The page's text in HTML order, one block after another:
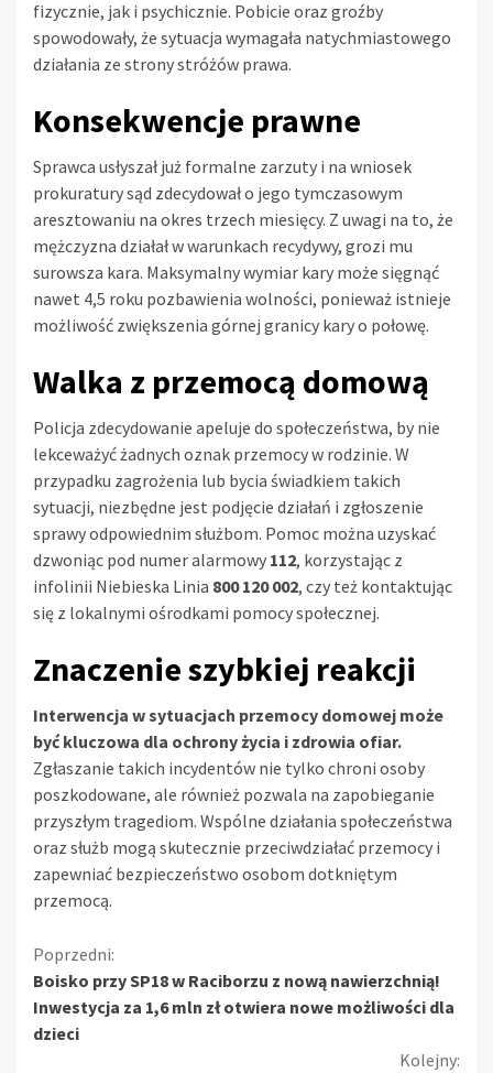
fizycznie, jak i psychicznie. Pobicie oraz groźby
spowodowały, że sytuacja wymagała natychmiastowego
działania ze strony stróżów prawa.
Konsekwencje prawne
Sprawca usłyszał już formalne zarzuty i na wniosek
prokuratury sąd zdecydował o jego tymczasowym
aresztowaniu na okres trzech miesięcy. Z uwagi na to, że
mężczyzna działał w warunkach recydywy, grozi mu
surowsza kara. Maksymalny wymiar kary może sięgnąć
nawet 4,5 roku pozbawienia wolności, ponieważ istnieje
możliwość zwiększenia górnej granicy kary o połowę.
Walka z przemocą domową
Policja zdecydowanie apeluje do społeczeństwa, by nie
lekceważyć żadnych oznak przemocy w rodzinie. W
przypadku zagrożenia lub bycia świadkiem takich
sytuacji, niezbędne jest podjęcie działań i zgłoszenie
sprawy odpowiednim służbom. Pomoc można uzyskać
dzwoniąc pod numer alarmowy 112, korzystając z
infolinii Niebieska Linia 800 120 002, czy też kontaktując
się z lokalnymi ośrodkami pomocy społecznej.
Znaczenie szybkiej reakcji
Interwencja w sytuacjach przemocy domowej może
być kluczowa dla ochrony życia i zdrowia ofiar.
Zgłaszanie takich incydentów nie tylko chroni osoby
poszkodowane, ale również pozwala na zapobieganie
przyszłym tragediom. Wspólne działania społeczeństwa
oraz służb mogą skutecznie przeciwdziałać przemocy i
zapewniać bezpieczeństwo osobom dotkniętym
przemocą.
Kontynuuj
czytanie
Poprzedni:
Boisko przy SP18 w Raciborzu z nową nawierzchnią!
Inwestycja za 1,6 mln zł otwiera nowe możliwości dla
dzieci
Kolejny: